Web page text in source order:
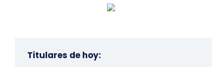
Titulares de hoy: